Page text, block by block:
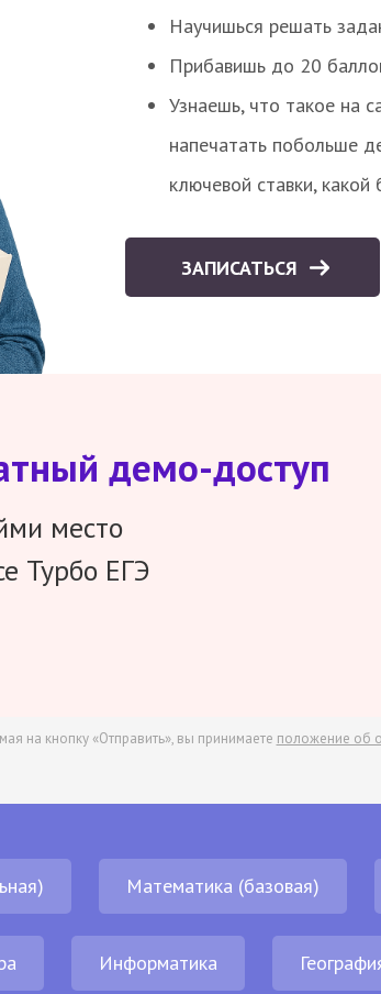
Научишься решать
Прибавишь до 20
Узнаешь, что такое на
напечатать побольше
ключевой ставки,
ЗАПИСАТЬСЯ
демо-доступ
место
Турбо ЕГЭ
на кнопку «Отправить», вы принимаете положение об
Математика (базовая)
Информатика